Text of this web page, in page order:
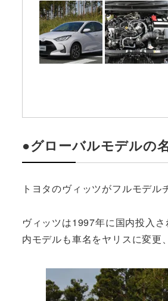
●グローバルモデルの
トヨタのヴィッツがフルモデ
ヴィッツは1997年に国内投入
内モデルも車名をヤリスに変更